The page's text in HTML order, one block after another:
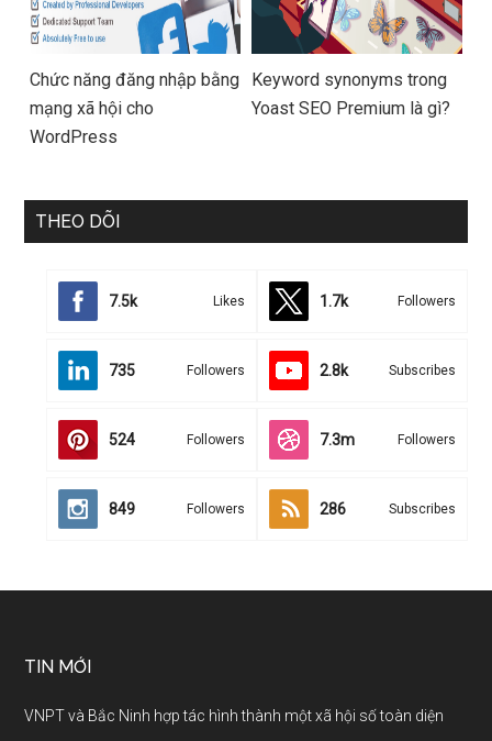
Chức năng đăng nhập bằng
mạng xã hội cho
WordPress
Keyword synonyms trong
Yoast SEO Premium là gì?
THEO DÕI
7.5k Likes 1.7k Followers
735 Followers 2.8k Subscribes
524 Followers 7.3m Followers
849 Followers 286 Subscribes
TIN MỚI
VNPT và Bắc Ninh hợp tác hình thành một xã hội số toàn diện